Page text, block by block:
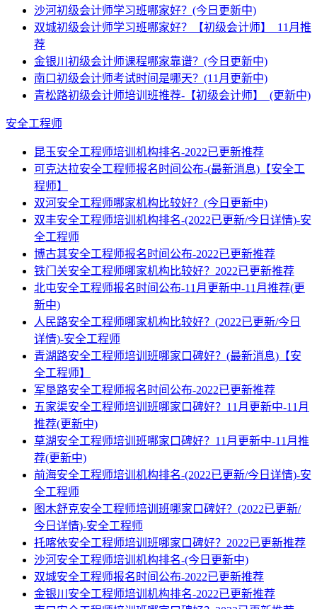
沙河初级会计师学习班哪家好？(今日更新中)
双城初级会计师学习班哪家好？【初级会计师】_11月推
荐
金银川初级会计师课程哪家靠谱？(今日更新中)
南口初级会计师考试时间是哪天？(11月更新中)
青松路初级会计师培训班推荐-【初级会计师】_(更新中)
安全工程师
昆玉安全工程师培训机构排名-2022已更新推荐
可克达拉安全工程师报名时间公布-(最新消息)【安全工
程师】
双河安全工程师哪家机构比较好？(今日更新中)
双丰安全工程师培训机构排名-(2022已更新/今日详情)-安
全工程师
博古其安全工程师报名时间公布-2022已更新推荐
铁门关安全工程师哪家机构比较好？2022已更新推荐
北屯安全工程师报名时间公布-11月更新中-11月推荐(更
新中)
人民路安全工程师哪家机构比较好？(2022已更新/今日
详情)-安全工程师
青湖路安全工程师培训班哪家口碑好？(最新消息)【安
全工程师】
军垦路安全工程师报名时间公布-2022已更新推荐
五家渠安全工程师培训班哪家口碑好？11月更新中-11月
推荐(更新中)
草湖安全工程师培训班哪家口碑好？11月更新中-11月推
荐(更新中)
前海安全工程师培训机构排名-(2022已更新/今日详情)-安
全工程师
图木舒克安全工程师培训班哪家口碑好？(2022已更新/
今日详情)-安全工程师
托喀依安全工程师培训班哪家口碑好？2022已更新推荐
沙河安全工程师培训机构排名-(今日更新中)
双城安全工程师报名时间公布-2022已更新推荐
金银川安全工程师培训机构排名-2022已更新推荐